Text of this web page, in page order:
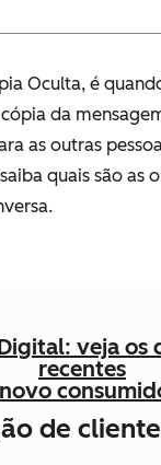
Oculta, é
da
as outras
quais são as
veja os
recentes
de